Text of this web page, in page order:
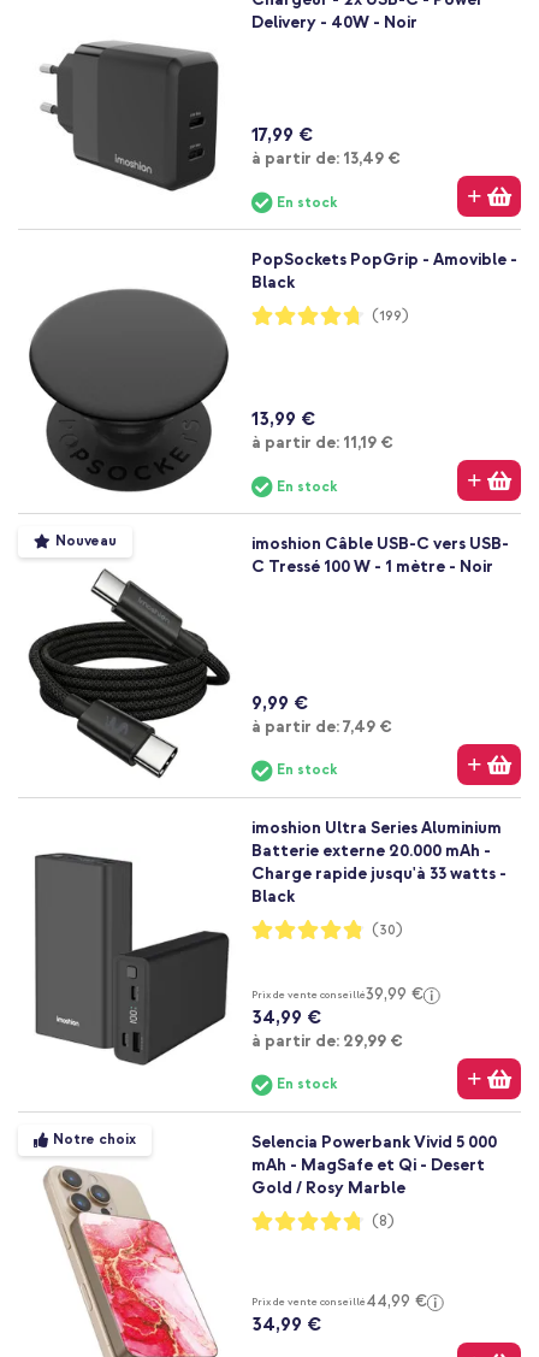
Delivery - 40W - Noir
17,99 €
à partir de: À partir de
13,49 €
En stock
PopSockets PopGrip - Amovible -
Black
Notation:
94%
(199)
13,99 €
à partir de: À partir de
11,19 €
En stock
Nouveau
imoshion Câble USB-C vers USB-
C Tressé 100 W - 1 mètre - Noir
9,99 €
à partir de:À partir de
7,49 €
En stock
imoshion Ultra Series Aluminium
Batterie externe 20.000 mAh -
Charge rapide jusqu'à 33 watts -
Black
Notation:
96%
(30)
Prix de vente conseillé39,99 €
34,99 €
à partir de: À partir de
29,99 €
En stock
Notre choix
Selencia Powerbank Vivid 5 000
mAh - MagSafe et Qi - Desert
Gold / Rosy Marble
Notation:
95%
(8)
Prix de vente conseillé44,99 €
34,99 €